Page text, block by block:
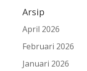
Arsip
April 2026
Februari 2026
Januari 2026